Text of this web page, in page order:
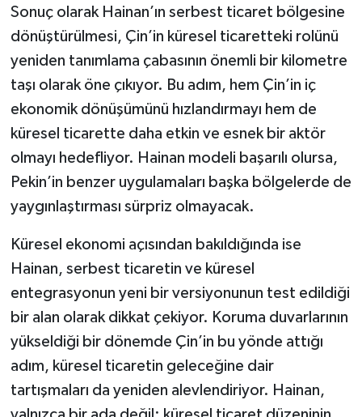
Sonuç olarak Hainan’ın serbest ticaret bölgesine
dönüştürülmesi, Çin’in küresel ticaretteki rolünü
yeniden tanımlama çabasının önemli bir kilometre
taşı olarak öne çıkıyor. Bu adım, hem Çin’in iç
ekonomik dönüşümünü hızlandırmayı hem de
küresel ticarette daha etkin ve esnek bir aktör
olmayı hedefliyor. Hainan modeli başarılı olursa,
Pekin’in benzer uygulamaları başka bölgelerde de
yaygınlaştırması sürpriz olmayacak.
Küresel ekonomi açısından bakıldığında ise
Hainan, serbest ticaretin ve küresel
entegrasyonun yeni bir versiyonunun test edildiği
bir alan olarak dikkat çekiyor. Koruma duvarlarının
yükseldiği bir dönemde Çin’in bu yönde attığı
adım, küresel ticaretin geleceğine dair
tartışmaları da yeniden alevlendiriyor. Hainan,